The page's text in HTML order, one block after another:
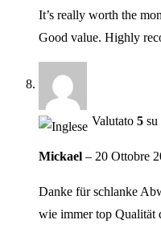
It’s really worth the
Good value. Highly
Valutato 5 su
Mickael – 20 Ottobre
Danke für schlanke
wie immer top Qualität